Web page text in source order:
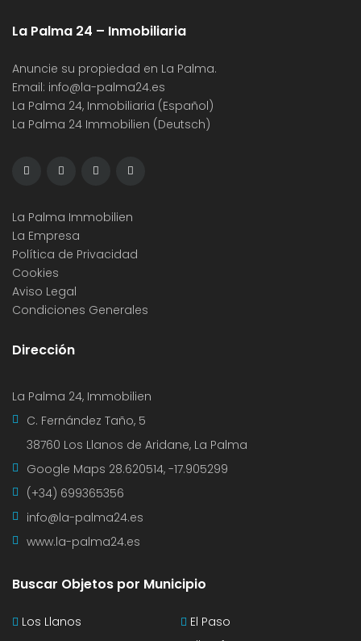
La Palma 24 – Inmobiliaria
Anuncie su propiedad en La Palma.
Email: info@la-palma24.es
La Palma 24, Inmobiliaria (Español)
La Palma 24 Immobilien (Deutsch)
La Palma Immobilien
La Empresa
Política de Privacidad
Cookies
Aviso Legal
Condiciones Generales
Dirección
La Palma 24, Immobilien
C. Fernández Taño, 5
38760 Los Llanos de Aridane, La Palma
Google Maps 28.620514, -17.905299
(+34) 699365356
info@la-palma24.es
www.la-palma24.es
Buscar Objetos por Municipio
Los Llanos
El Paso